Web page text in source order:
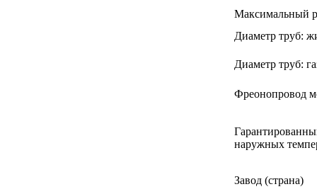
Максимальный
Диаметр труб:
Диаметр труб:
Фреонопровод
наружных
Завод (страна)